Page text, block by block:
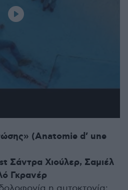
(Anatomie d’ une
Σάντρα Χιούλερ, Σαμιέλ
Γκρανέρ